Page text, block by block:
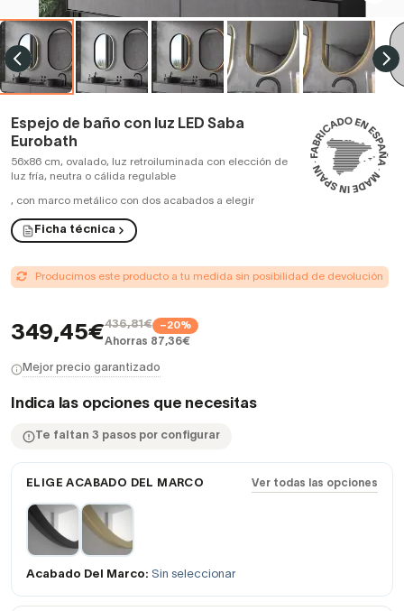
Espejo de baño con luz LED Saba
Eurobath
56x86 cm, ovalado, luz retroiluminada con elección de
luz fría, neutra o cálida regulable
, con marco metálico con dos acabados a elegir
Ficha técnica
Producimos este producto a tu medida sin posibilidad de devolución
349,45€436,81€ −20%
Ahorras 87,36€
Mejor precio garantizado
Indica las opciones que necesitas
Te faltan 3 pasos por configurar
ELIGE ACABADO DEL MARCO Ver todas las opciones
Acabado Del Marco: Sin seleccionar